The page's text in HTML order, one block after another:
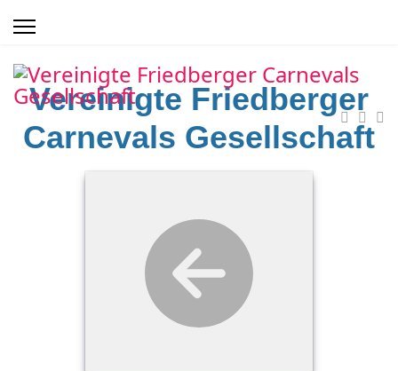
Vereinigte Friedberger
Carnevals Gesellschaft